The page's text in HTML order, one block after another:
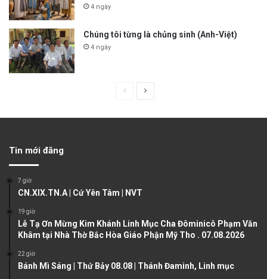
4 ngày
Chúng tôi từng là chủng sinh (Anh-Việt)
4 ngày
u
p
Tin mới đăng
7 giờ
CN.XIX.TN.A | Cứ Yên Tâm | NVT
19 giờ
Lễ Tạ Ơn Mừng Kim Khánh Linh Mục Cha Đôminicô Phạm Văn
Khâm tại Nhà Thờ Bắc Hòa Giáo Phận Mỹ Tho . 07.08.2026
22 giờ
Bánh Mì Sáng | Thứ Bảy 08.08 | Thánh Đaminh, Linh mục